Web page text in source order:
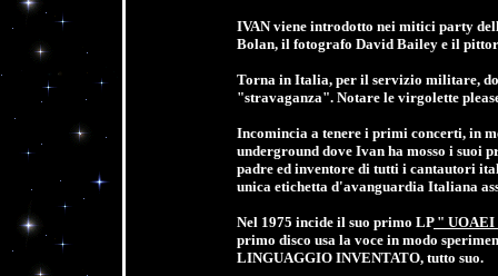
IVAN viene introdotto nei mitici party
Bolan, il fotografo David Bailey e il
Torna in Italia, per il servizio militare,
"stravaganza". Notare le virgolette
Incomincia a tenere i primi concerti, in
underground dove Ivan ha mosso i
padre ed inventore di tutti i cantautori
unica etichetta d'avanguardia Italiana
Nel 1975 incide il suo primo LP" UOAEI
primo disco usa la voce in modo
LINGUAGGIO INVENTATO, tutto suo.